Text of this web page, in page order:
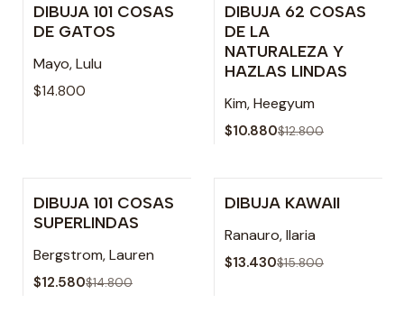
Agotado
DIBUJA 101 COSAS
DE GATOS
Mayo, Lulu
$14.800
-15% OFF
DIBUJA 62 COSAS
DE LA
NATURALEZA Y
HAZLAS LINDAS
Kim, Heegyum
$10.880$12.800
-15% OFF
DIBUJA 101 COSAS
SUPERLINDAS
Bergstrom, Lauren
$12.580$14.800
-15% OFF
DIBUJA KAWAII
Ranauro, Ilaria
$13.430$15.800